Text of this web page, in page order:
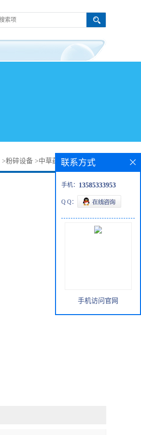
>粉碎设备 >中草药材无尘式粉碎机
联系方式
手机： 13585333953
Q Q：
手机访问官网